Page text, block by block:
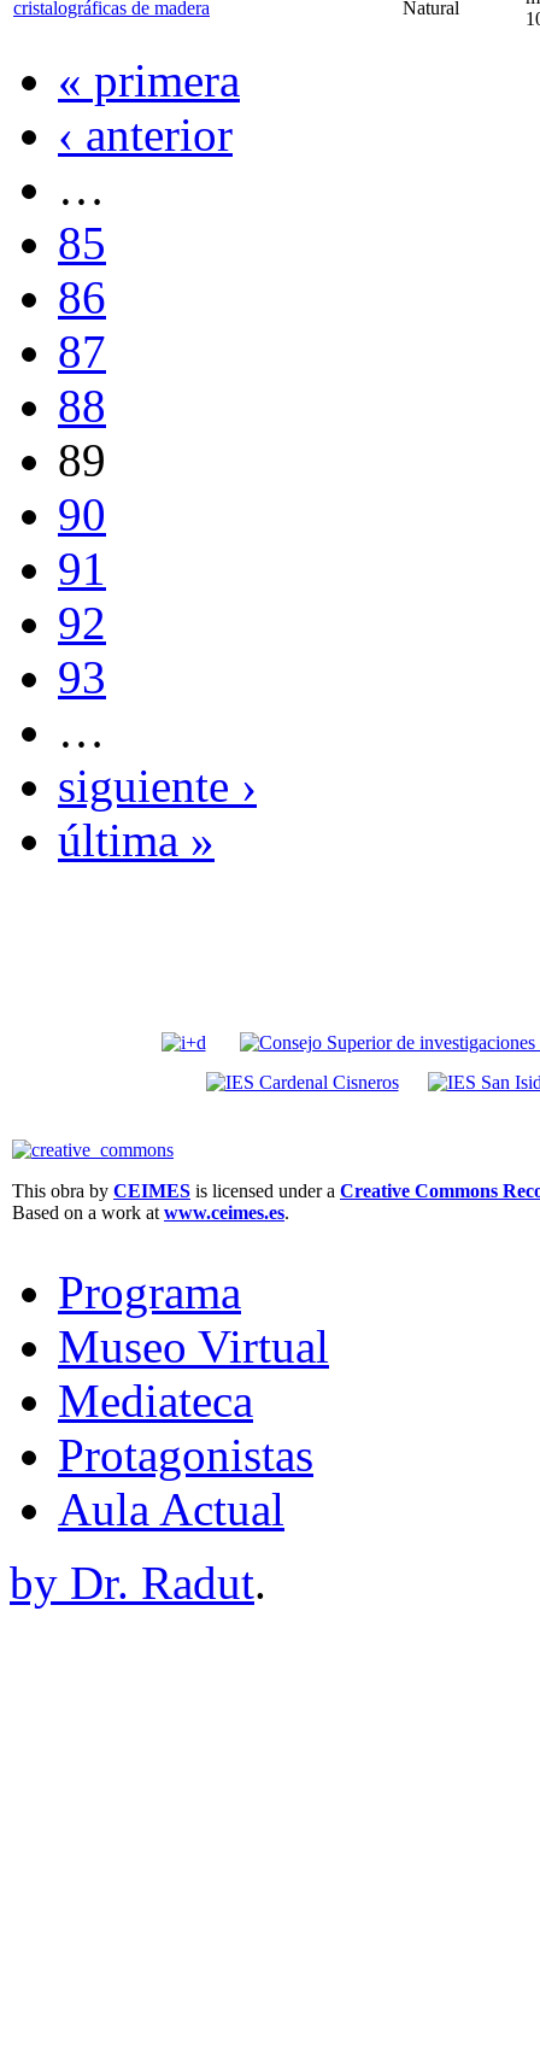
cristalográficas de madera Natural
« primera
‹ anterior
…
85
86
87
88
89
90
91
92
93
…
siguiente ›
última »
This obra by CEIMES is licensed under a Creative Commons
Based on a work at www.ceimes.es.
Programa
Museo Virtual
Mediateca
Protagonistas
Aula Actual
by Dr. Radut.